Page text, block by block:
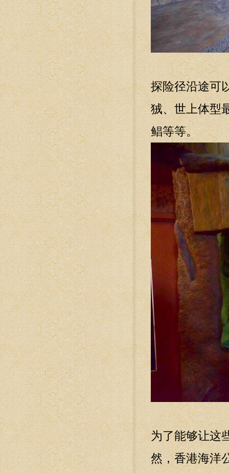
探险径沿途可
狨、世上体型
鲳等等。
为了能够让这
然，香港海洋